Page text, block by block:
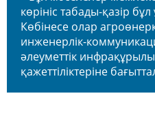
көрініс табады-қазір
Көбінесе олар
инженерлік-
әлеуметтік
қажеттіліктеріне